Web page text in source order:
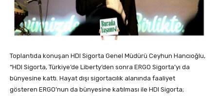
Toplantıda konuşan HDI Sigorta Genel Müdürü Ceyhun Hancıoğlu,
“HDI Sigorta, Türkiye’de Liberty’den sonra ERGO Sigorta’yı da
bünyesine kattı. Hayat dışı sigortacılık alanında faaliyet
gösteren ERGO’nun da bünyesine katılması ile HDI Sigorta;